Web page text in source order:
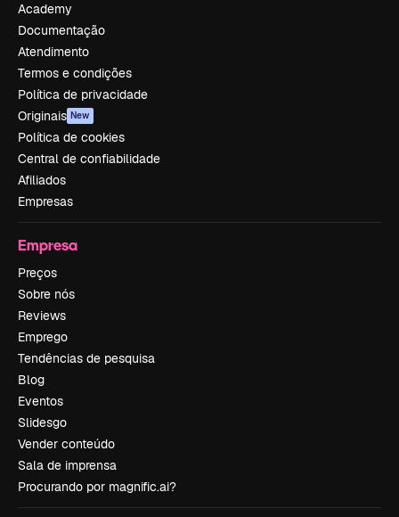
Academy
Documentação
Atendimento
Termos e condições
Política de privacidade
Originais New
Política de cookies
Central de confiabilidade
Afiliados
Empresas
Empresa
Preços
Sobre nós
Reviews
Emprego
Tendências de pesquisa
Blog
Eventos
Slidesgo
Vender conteúdo
Sala de imprensa
Procurando por magnific.ai?